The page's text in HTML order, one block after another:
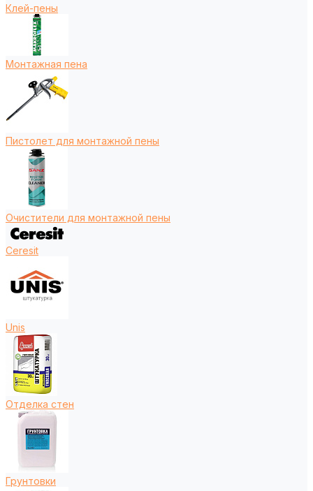
Клей-пены
Монтажная пена
Пистолет для монтажной пены
Очистители для монтажной пены
Ceresit
Unis
Отделка стен
Грунтовки